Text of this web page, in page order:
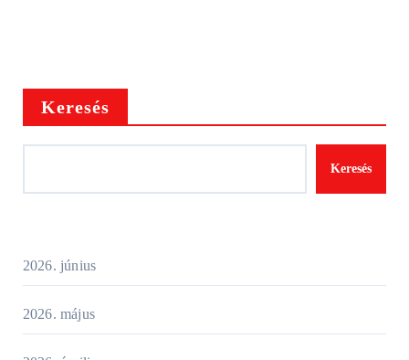
Keresés
Keresés
2026. június
2026. május